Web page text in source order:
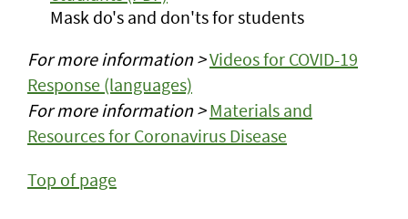
Mask do's and don'ts for students
For more information >Videos for COVID-19
Response (languages)
For more information >Materials and
Resources for Coronavirus Disease
Top of page